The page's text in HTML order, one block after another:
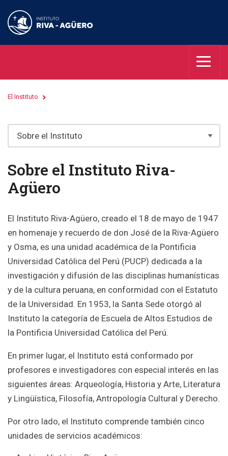
El Instituto
Sobre el Instituto Riva-
Agüero
El Instituto Riva-Agüero, creado el 18 de mayo de 1947
en homenaje y recuerdo de don José de la Riva-Agüero
y Osma, es una unidad académica de la Pontificia
Universidad Católica del Perú (PUCP) dedicada a la
investigación y difusión de las disciplinas humanísticas
y de la cultura peruana, en conformidad con el Estatuto
de la Universidad. En 1953, la Santa Sede otorgó al
Instituto la categoría de Escuela de Altos Estudios de
la Pontificia Universidad Católica del Perú.
En primer lugar, el Instituto está conformado por
profesores e investigadores con especial interés en las
siguientes áreas: Arqueología, Historia y Arte, Literatura
y Lingüística, Filosofía, Antropología Cultural y Derecho.
Por otro lado, el Instituto comprende también cinco
unidades de servicios académicos: